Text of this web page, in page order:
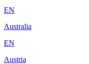
EN
Australia
EN
Austria